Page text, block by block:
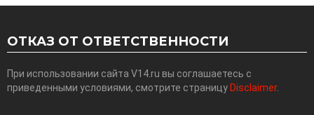
ОТКАЗ ОТ ОТВЕТСТВЕННОСТИ
При использовании сайта V14.ru вы соглашаетесь с
приведенными условиями, смотрите страницу Disclaimer.